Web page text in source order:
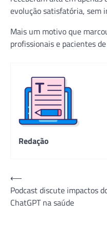
evolução satisfatória, sem
Mais um motivo que
profissionais e pacientes
Redação
Navegação
de
Post
⟵
Podcast discute impactos
ChatGPT na saúde